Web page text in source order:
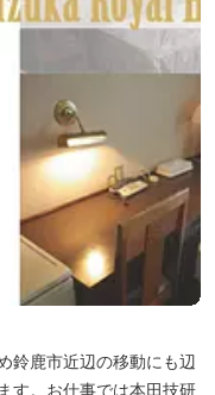
鈴鹿市近辺の移動にも辺
す。お仕事では本田技研